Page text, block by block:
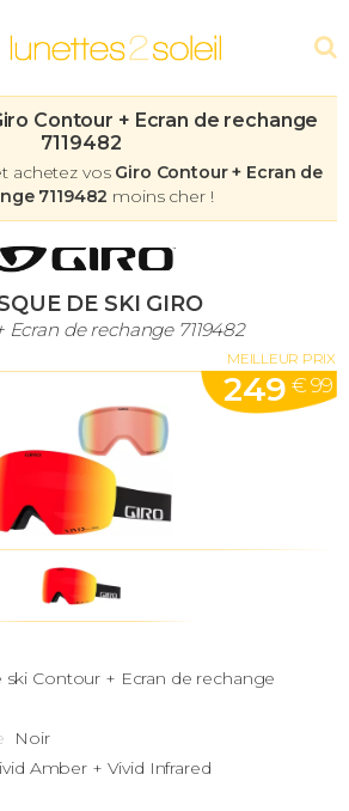
Contour + Ecran de rechange
7119482
achetez vos Giro Contour + Ecran de
7119482 moins cher !
DE SKI GIRO
Ecran de rechange 7119482
MEILLEUR PRIX
249 € 99
ski Contour + Ecran de rechange
Noir
Amber + Vivid Infrared